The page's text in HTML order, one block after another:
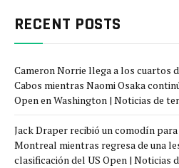
RECENT POSTS
Cameron Norrie llega a los cuartos
Cabos mientras Naomi Osaka
Open en Washington | Noticias de
Jack Draper recibió un comodín
Montreal mientras regresa de una
clasificación del US Open | Noticias